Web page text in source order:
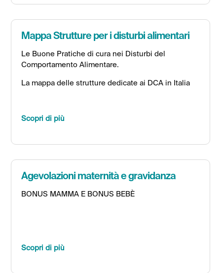
Mappa Strutture per i disturbi alimentari
Le Buone Pratiche di cura nei Disturbi del
Comportamento Alimentare.
La mappa delle strutture dedicate ai DCA in Italia
Scopri di più
Agevolazioni maternità e gravidanza
BONUS MAMMA E BONUS BEBÈ
Scopri di più